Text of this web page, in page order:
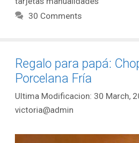
30 Comments
Regalo para papá:
Porcelana Fría
30 March,
victoria@admin